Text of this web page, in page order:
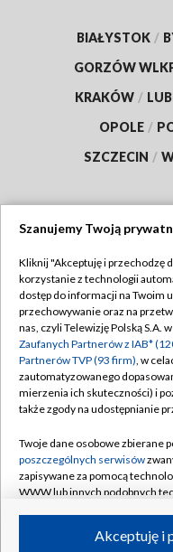
BIAŁYSTOK /
GORZÓW
KRAKÓW /
OPOLE /
SZCZECIN /
Abonament TVP
Emisja w TVP
Centrum informacji
Naziemna Telewizja
Rada Programowa
System NOS
Informacje o nadawcy
Program dla prasy
Szanujemy Twoją
Kliknij "Akceptuję i przechodzę
korzystanie z technologii
dostęp do informacji na Twoim
przechowywanie oraz na
nas, czyli Telewizję Polską S.A.
Zaufanych Partnerów z IAB*
Partnerów TVP (93 firm), w
zautomatyzowanego
mierzenia ich skuteczności) i
także zgody na udostępnianie
Twoje dane osobowe zbierane
poszczególnych serwisów
zapisywane za pomocą
WWW lub innych podobnych
ruchu w Internecie.Akceptuję i